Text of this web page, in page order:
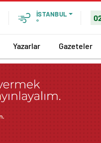
İSTANBUL
°
Yazarlar Gazeteler